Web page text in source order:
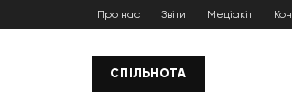
Про нас Звіти Медіакіт
СПІЛЬНОТА